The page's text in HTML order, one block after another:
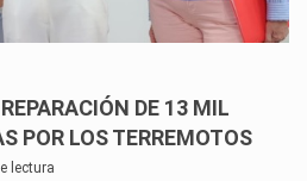
DE 13 MIL
POR LOS TERREMOTOS
lectura